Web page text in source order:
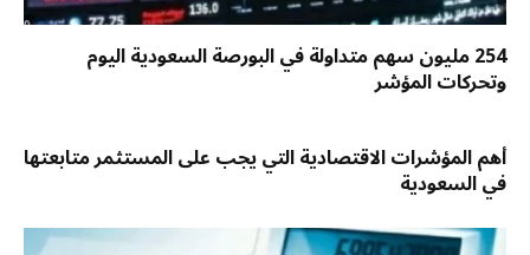
254 مليون سهم متداولة في البورصة السعودية اليوم
وتحركات المؤشر
أهم المؤشرات الاقتصادية التي يجب على المستثمر متابعتها
في السعودية